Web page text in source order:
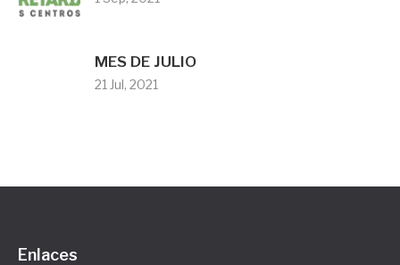
MES DE JULIO
21 Jul, 2021
Enlaces